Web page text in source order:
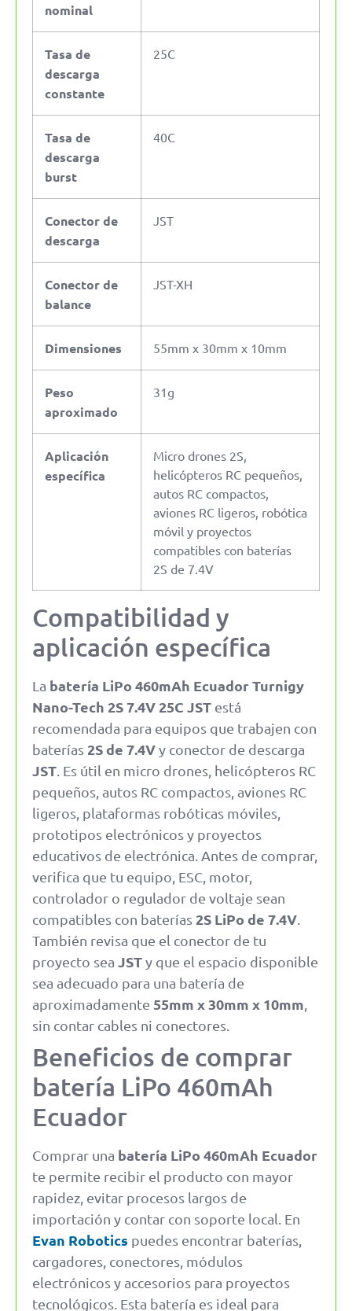
nominal
Tasa de
descarga
constante
25C
Tasa de
descarga
burst
40C
Conector de
descarga
JST
Conector de
balance
JST-XH
Dimensiones 55mm x 30mm x 10mm
Peso
aproximado
31g
Aplicación
específica
Micro drones 2S,
helicópteros RC pequeños,
autos RC compactos,
aviones RC ligeros, robótica
móvil y proyectos
compatibles con baterías
2S de 7.4V
Compatibilidad y
aplicación específica
La batería LiPo 460mAh Ecuador Turnigy
Nano-Tech 2S 7.4V 25C JST está
recomendada para equipos que trabajen con
baterías 2S de 7.4Vy conector de descarga
JST . Es útil en micro drones, helicópteros RC
pequeños, autos RC compactos, aviones RC
ligeros, plataformas robóticas móviles,
prototipos electrónicos y proyectos
educativos de electrónica. Antes de comprar,
verifica que tu equipo, ESC, motor,
controlador o regulador de voltaje sean
compatibles con baterías 2S LiPo de 7.4V
También revisa que el conector de tu
proyecto sea JSTy que el espacio disponible
sea adecuado para una batería de
aproximadamente 55mm x 30mm x 10mm
sin contar cables ni conectores.
Beneficios de comprar
batería LiPo 460mAh
Ecuador
Comprar una batería LiPo 460mAh Ecuador
te permite recibir el producto con mayor
rapidez, evitar procesos largos de
importación y contar con soporte local. En
Evan Robotics puedes encontrar baterías,
cargadores, conectores, módulos
electrónicos y accesorios para proyectos
tecnológicos. Esta batería es ideal para